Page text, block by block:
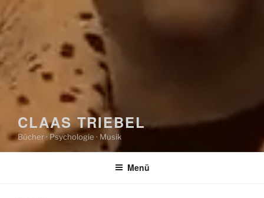
CLAAS TRIEBEL
Bücher · Psychologie · Musik
Menü